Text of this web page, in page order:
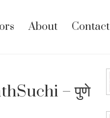
About Contact
– पुणे